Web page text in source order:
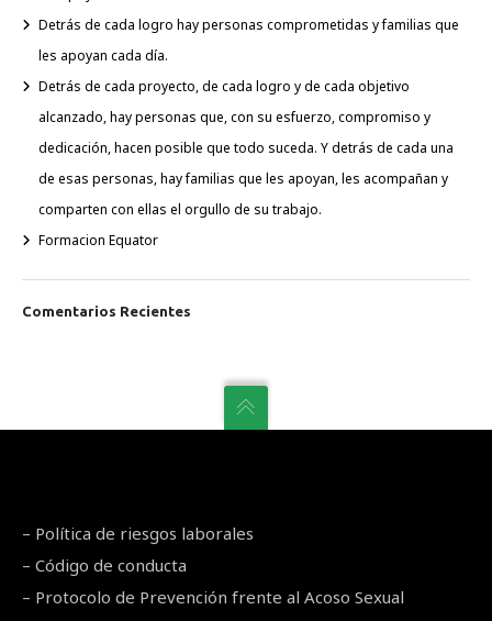
Detrás de cada logro hay personas comprometidas y familias que
les apoyan cada día.
Detrás de cada proyecto, de cada logro y de cada objetivo
alcanzado, hay personas que, con su esfuerzo, compromiso y
dedicación, hacen posible que todo suceda. Y detrás de cada una
de esas personas, hay familias que les apoyan, les acompañan y
comparten con ellas el orgullo de su trabajo.
Formacion Equator
Comentarios Recientes
– Política de riesgos laborales
– Código de conducta
– Protocolo de Prevención frente al Acoso Sexual